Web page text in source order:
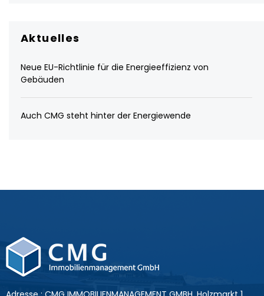
Aktuelles
Neue EU-Richtlinie für die Energieeffizienz von
Gebäuden
Auch CMG steht hinter der Energiewende